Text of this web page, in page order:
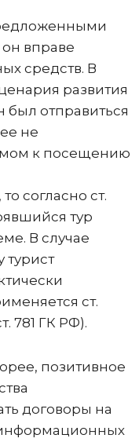
вправе
средств. В
развития
был отправиться
не
к посещению
согласно ст.
тур
В случае
турист
ст.
781 ГК РФ).
позитивное
договоры на